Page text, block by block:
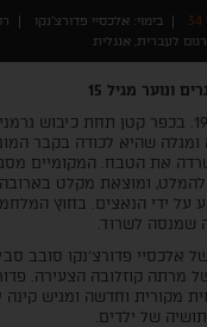
בימוי: אלכסיי פדורצ'נקו
לעברית, אנגלית
ונוער מגיל 15
אוקראינה, 1941. בכפר קטן תחת
ומגלה שהיא לכודה בקבר
את הטבח. המקומיים
ומוצאת מקלט בארובה
על ידי הנאצים. בחוץ
שמנסה לשרוד.
אלכסיי פדורצ'נקו סובב
מרתה קוזלובה הצעירה.
מקורית וחדשה ומגיש
של ילדים.